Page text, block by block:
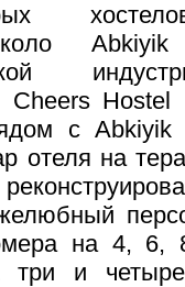
Cheers Hostel
с Abkiyik
отеля на
на 4,
и четыре